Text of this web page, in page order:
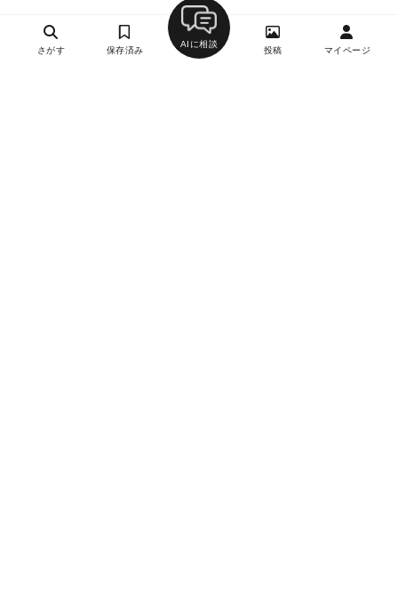
さがす 保存済み
AIに相談
投稿 マイページ